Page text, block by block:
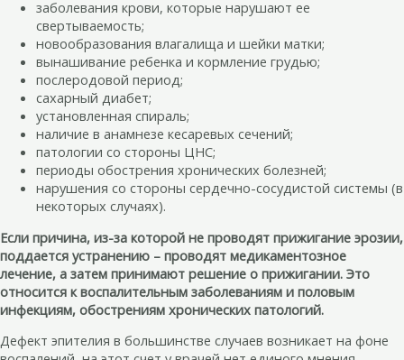
заболевания крови, которые нарушают ее
свертываемость;
новообразования влагалища и шейки матки;
вынашивание ребенка и кормление грудью;
послеродовой период;
сахарный диабет;
установленная спираль;
наличие в анамнезе кесаревых сечений;
патологии со стороны ЦНС;
периоды обострения хронических болезней;
нарушения со стороны сердечно-сосудистой системы (в
некоторых случаях).
Если причина, из-за которой не проводят прижигание эрозии,
поддается устранению – проводят медикаментозное
лечение, а затем принимают решение о прижигании. Это
относится к воспалительным заболеваниям и половым
инфекциям, обострениям хронических патологий.
Дефект эпителия в большинстве случаев возникает на фоне